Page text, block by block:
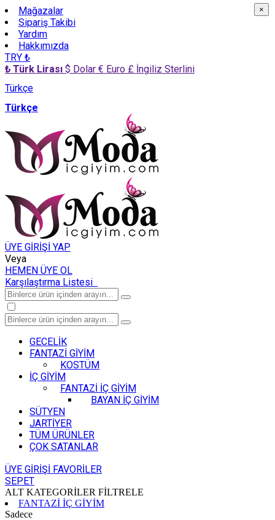
Mağazalar
Sipariş Takibi
Yardım
Hakkımızda
TRY ₺
₺ Türk Lirası $ Dolar € Euro £ İngiliz Sterlini
Türkçe
Türkçe
ÜYE GİRİŞİ YAP
Veya
HEMEN ÜYE OL
Karşılaştırma Listesi
GECELİK
FANTAZİ GİYİM
KOSTÜM
İÇ GİYİM
FANTAZİ İÇ GİYİM
BAYAN İÇ GİYİM
SÜTYEN
JARTİYER
TÜM ÜRÜNLER
ÇOK SATANLAR
ÜYE GİRİŞİ FAVORİLER
SEPET
ALT KATEGORİLER FİLTRELE
FANTAZİ İÇ GİYİM
Sadece
×
×